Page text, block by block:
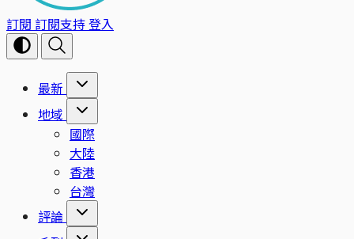
訂閱 訂閱支持登入
最新
地域
國際
大陸
香港
台灣
評論